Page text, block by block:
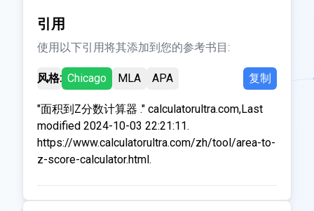
引用
使用以下引用将其添加到您的参考书目:
风格: Chicago MLA APA 复制
"面积到Z分数计算器 ." calculatorultra.com,Last
modified 2024-10-03 22:21:11.
https://www.calculatorultra.com/zh/tool/area-to-
z-score-calculator.html.